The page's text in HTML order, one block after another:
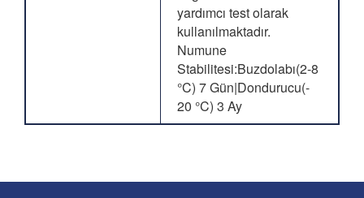
yardımcı test olarak
kullanılmaktadır.
Numune
Stabilitesi:Buzdolabı(2-8
°C) 7 Gün|Dondurucu(-
20 °C) 3 Ay